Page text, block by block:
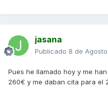
jasana
Publicado 8 de
Pues he llamado hoy y me
260€ y me daban cita para el